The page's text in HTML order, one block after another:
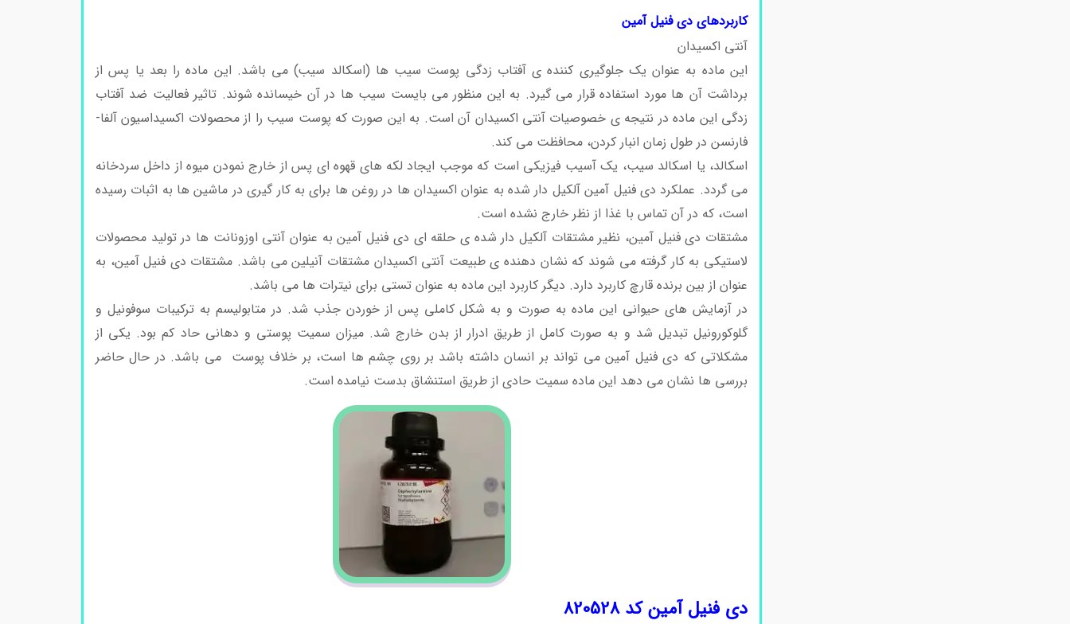
کاربردهای دی فنیل آمین
آنتی اکسیدان
این ماده به عنوان یک جلوگیری کننده ی آفتاب زدگی پوست سیب ها (اسکالد سیب) می باشد. این ماده را بعد یا پس از
برداشت آن ها مورد استفاده قرار می گیرد. به این منظور می بایست سیب ها در آن خیسانده شوند. تاثیر فعالیت ضد آفتاب
زدگی این ماده در نتیجه ی خصوصیات آنتی اکسیدان آن است. به این صورت که پوست سیب را از محصولات اکسیداسیون آلفا-
فارنسن در طول زمان انبار کردن، محافظت می کند.
اسکالد، یا اسکالد سیب، یک آسیب فیزیکی است که موجب ایجاد لکه های قهوه ای پس از خارج نمودن میوه از داخل سردخانه
می گردد. عملکرد دی فنیل آمین آلکیل دار شده به عنوان اکسیدان ها در روغن ها برای به کار گیری در ماشین ها به اثبات رسیده
است، که در آن تماس با غذا از نظر خارج نشده است.
مشتقات دی فنیل آمین، نظیر مشتقات آلکیل دار شده ی حلقه ای دی فنیل آمین به عنوان آنتی اوزونانت ها در تولید محصولات
لاستیکی به کار گرفته می شوند که نشان دهنده ی طبیعت آنتی اکسیدان مشتقات آنیلین می باشد. مشتقات دی فنیل آمین، به
عنوان از بین برنده قارچ کاربرد دارد. دیگر کاربرد این ماده به عنوان تستی برای نیترات ها می باشد.
در آزمایش های حیوانی این ماده به صورت و به شکل کاملی پس از خوردن جذب شد. در متابولیسم به ترکیبات سوفونیل و
گلوکورونیل تبدیل شد و به صورت کامل از طریق ادرار از بدن خارج شد. میزان سمیت پوستی و دهانی حاد کم بود. یکی از
مشکلاتی که دی فنیل آمین می تواند بر انسان داشته باشد بر روی چشم ها است، بر خلاف پوست می باشد. در حال حاضر
بررسی ها نشان می دهد این ماده سمیت حادی از طریق استنشاق بدست نیامده است.
دی فنیل آمین کد 820528